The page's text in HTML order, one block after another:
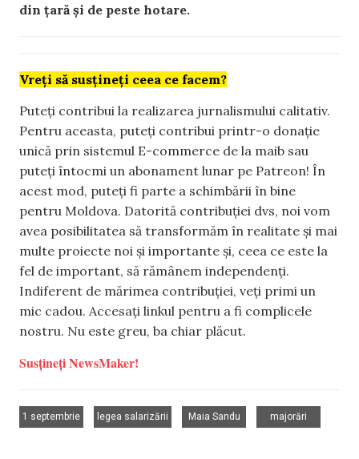
din țară și de peste hotare.
Vreți să susțineți ceea ce facem?
Puteți contribui la realizarea jurnalismului calitativ.
Pentru aceasta, puteți contribui printr-o donație
unică prin sistemul E-commerce de la maib sau
puteți întocmi un abonament lunar pe Patreon! În
acest mod, puteți fi parte a schimbării în bine
pentru Moldova. Datorită contribuției dvs, noi vom
avea posibilitatea să transformăm în realitate și mai
multe proiecte noi și importante și, ceea ce este la
fel de important, să rămânem independenți.
Indiferent de mărimea contribuției, veți primi un
mic cadou. Accesați linkul pentru a fi complicele
nostru. Nu este greu, ba chiar plăcut.
Susțineți NewsMaker!
1 septembrie
legea salarizării
Maia Sandu
majorări